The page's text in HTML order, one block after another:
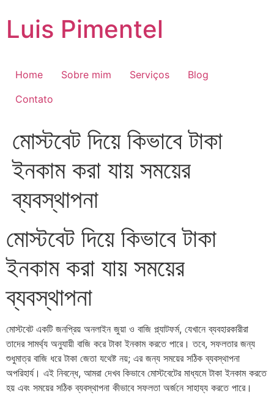
paraLuis Pimentel
Home Sobre mim Serviços
Blog
Contato
মোস্টবেট দিয়ে কিভাবে টাকা
ইনকাম করা যায় সময়ের
ব্যবস্থাপনা
মোস্টবেট দিয়ে কিভাবে টাকা
ইনকাম করা যায় সময়ের
ব্যবস্থাপনা
মোস্টবেট একটি জনপ্রিয় অনলাইন জুয়া ও বাজি প্ল্যাটফর্ম, যেখানে ব্যবহারকারীরা
তাদের সামর্থ্য অনুযায়ী বাজি করে টাকা ইনকাম করতে পারে। তবে, সফলতার জন্য
শুধুমাত্র বাজি ধরে টাকা জেতা যথেষ্ট নয়; এর জন্য সময়ের সঠিক ব্যবস্থাপনা
অপরিহার্য। এই নিবন্ধে, আমরা দেখব কিভাবে মোস্টবেটের মাধ্যমে টাকা ইনকাম করতে
হয় এবং সময়ের সঠিক ব্যবস্থাপনা কীভাবে সফলতা অর্জনে সাহায্য করতে পারে।